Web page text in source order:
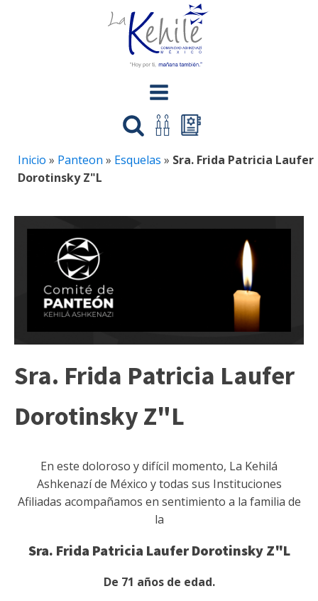
Inicio » Panteon » Esquelas » Sra. Frida Patricia Laufer
Dorotinsky Z"L
Sra. Frida Patricia Laufer
Dorotinsky Z"L
En este doloroso y difícil momento, La Kehilá
Ashkenazí de México y todas sus Instituciones
Afiliadas acompañamos en sentimiento a la familia de
la
Sra. Frida Patricia Laufer DorotinskyZ"L
De 71 años de edad.